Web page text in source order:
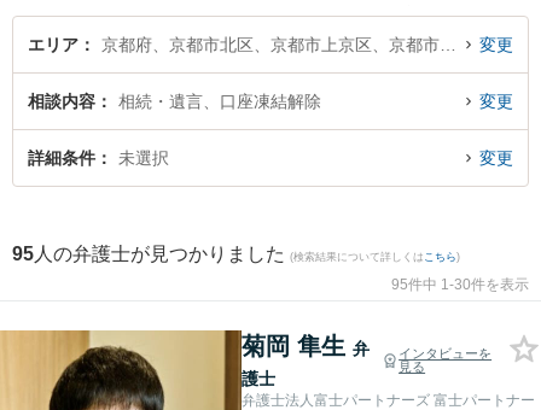
かな分野での絞り込み検索もでき便利です。特に弁護士法人富士パートナーズ
富士パートナーズ法律事務所の菊岡 隼生弁護士や弁護士法人富士パートナーズ
されています。『京都市で土日や夜間に発生した口座凍結解除のトラブルを今
すぐに弁護士に相談したい』『口座凍結解除のトラブル解決の実績豊富な近く
の弁護士を検索したい』『初回相談無料で口座凍結解除を法律相談できる京都
エリア 変更
相談内容 相続・遺言、口座凍結解除 変更
詳細条件 未選択 変更
95 人の弁護士が見つかりました (検索結果について詳しくは こちら)
95件中 1-30件を表示
菊岡 隼生 弁
護士
インタビューを
見る
弁護士法人富士パートナーズ 富士パートナー